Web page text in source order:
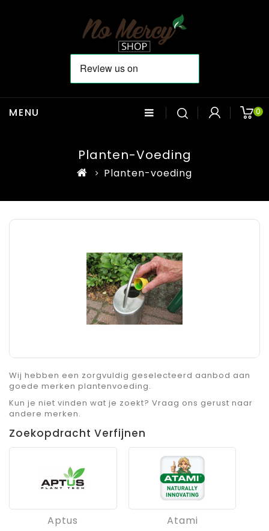
0
MENU
Planten-Voeding
Planten-voeding
Wij hebben een zorgvuldig geselecteerd aanbod aan
goede merken plantenvoeding.
Kun je niet vinden wat je zoekt? Vraag ons gerust naar
andere merken.
Zoekopdracht Verfijnen
Aptus Atami